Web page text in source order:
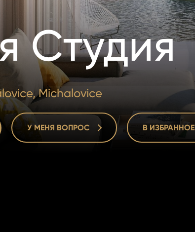
Студия
Michalovice
У МЕНЯ ВОПРОС В ИЗБРАННОЕ